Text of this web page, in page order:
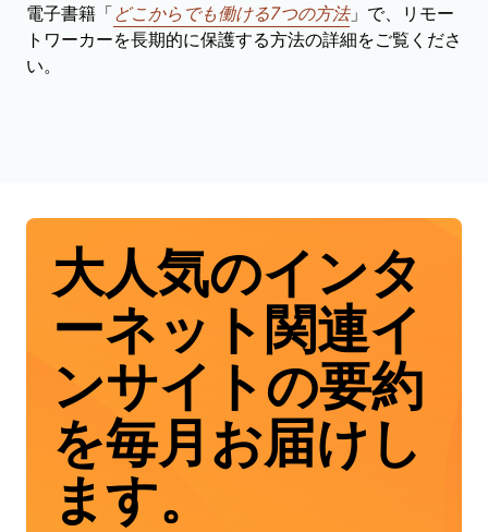
電子書籍「 どこからでも働ける7つの方法」で、リモー
トワーカーを長期的に保護する方法の詳細をご覧くださ
い。
大人気のインタ
ーネット関連イ
ンサイトの要約
を毎月お届けし
ます。